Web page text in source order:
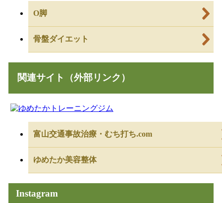
O脚
骨盤ダイエット
関連サイト（外部リンク）
富山交通事故治療・むち打ち.com
ゆめたか美容整体
Instagram